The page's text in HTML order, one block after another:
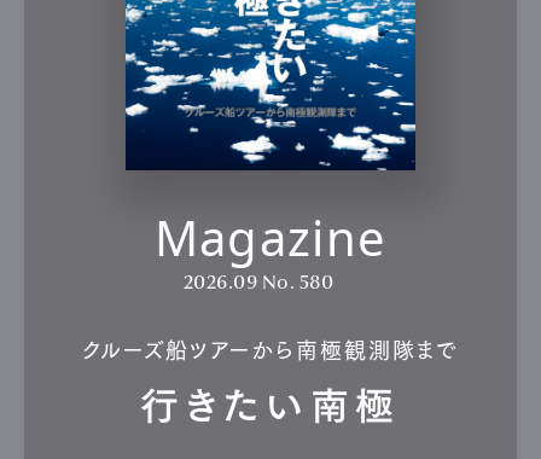
Magazine
2026.09 No. 580
クルーズ船ツアーから南極観測隊まで
行きたい南極